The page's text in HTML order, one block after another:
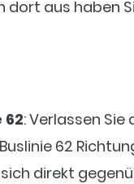
dort aus haben
62: Verlassen
62
sich direkt